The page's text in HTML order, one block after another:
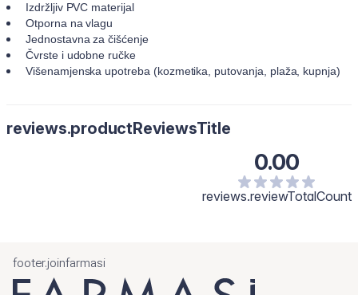
Izdržljiv PVC materijal
Otporna na vlagu
Jednostavna za čišćenje
Čvrste i udobne ručke
Višenamjenska upotreba (kozmetika, putovanja, plaža, kupnja)
reviews.productReviewsTitle
0.00
reviews.reviewTotalCount
footer.joinfarmasi